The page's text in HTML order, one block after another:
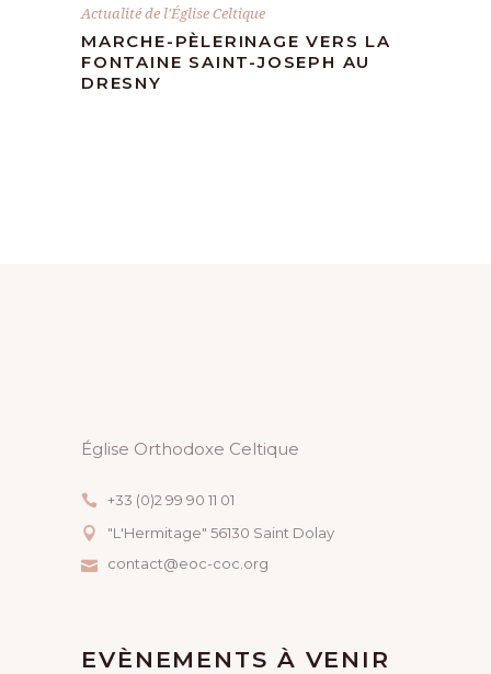
Actualité de l'Église Celtique
MARCHE-PÈLERINAGE VERS LA
FONTAINE SAINT-JOSEPH AU
DRESNY
Église Orthodoxe Celtique
+33 (0)2 99 90 11 01
"L'Hermitage" 56130 Saint Dolay
contact@eoc-coc.org
EVÈNEMENTS À VENIR